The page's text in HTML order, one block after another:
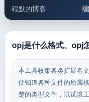
程默的博客
邮件工具
opj是什么格式、opj
本工具收集各类扩展名
便知道各种文件的所属
楚的类型文件，试试该